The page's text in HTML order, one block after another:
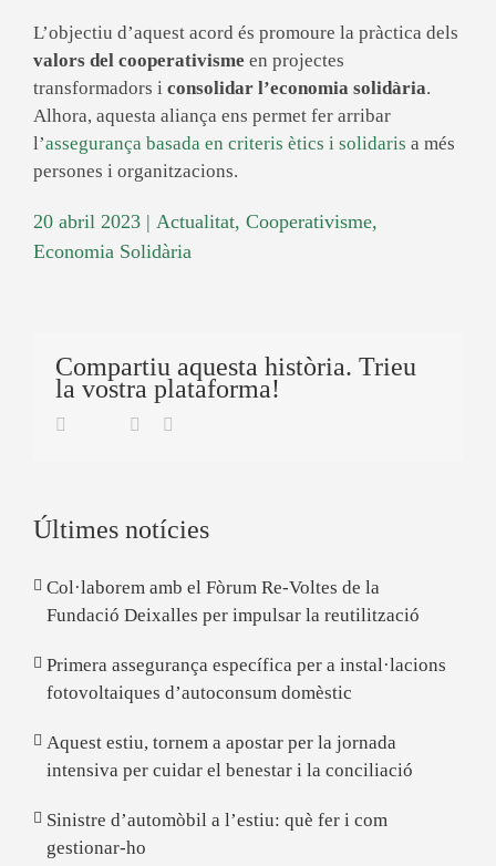
L’objectiu d’aquest acord és promoure la pràctica dels
valors del cooperativisme en projectes
transformadors i consolidar l’economia solidària.
Alhora, aquesta aliança ens permet fer arribar
l’assegurança basada en criteris ètics i solidaris a més
persones i organitzacions.
20 abril 2023 | Actualitat, Cooperativisme,
Economia Solidària
Compartiu aquesta història. Trieu
la vostra plataforma!
Facebook
TwitterLinkedin
Últimes notícies
Col·laborem amb el Fòrum Re-Voltes de la
Fundació Deixalles per impulsar la reutilització
Primera assegurança específica per a instal·lacions
fotovoltaiques d’autoconsum domèstic
Aquest estiu, tornem a apostar per la jornada
intensiva per cuidar el benestar i la conciliació
Sinistre d’automòbil a l’estiu: què fer i com
gestionar-ho